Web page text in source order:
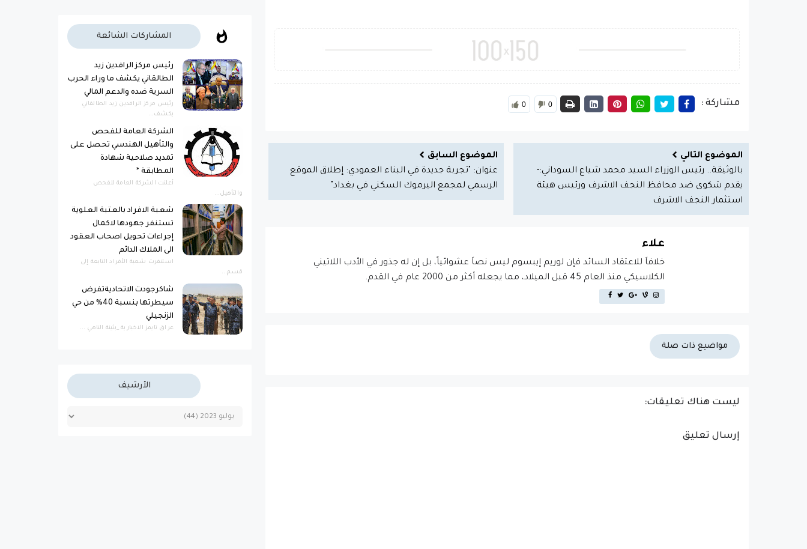
مشاركة : 0 0
الموضوع التالي
بالوثيقة.. رئيس الوزراء السيد محمد شياع السوداني:-
يقدم شكوى ضد محافظ النجف الاشرف ورئيس هيئة
استثمار النجف الاشرف
الموضوع السابق
عنوان: "تجربة جديدة في البناء العمودي: إطلاق الموقع
الرسمي لمجمع اليرموك السكني في بغداد"
علاء
خلافاَ للاعتقاد السائد فإن لوريم إيبسوم ليس نصاَ عشوائياً، بل إن له جذور في الأدب اللاتيني
الكلاسيكي منذ العام 45 قبل الميلاد، مما يجعله أكثر من 2000 عام في القدم.
مواضيع ذات صلة
ليست هناك تعليقات:
إرسال تعليق
المشاركات الشائعة
رئيس مركز الرافدين زيد
الطالقاني يكشف ما وراء الحرب
السرية ضده والدعم المالي
رئيس مركز الرافدين زيد الطالقاني
يكشف...
الشركة العامة للفحص
والتأهيل الهندسي تحصل على
تمديد صلاحية شهادة
المطابقة *
أعلنت الشركة العامة للفحص
والتأهيل...
شعبة الافراد بالعتبة العلوية
تستنفر جهودها لاكمال
إجراءات تحويل اصحاب العقود
الى الملاك الدائم
استنفرت شعبة الأفراد التابعة إلى
قسم...
شاكرجودت الاتحاديةتفرض
سيطرتها بنسبة 40% من حي
الزنجيلي
عراق تايمز الاخبارية _بثينة الناهي ...
الأرشيف